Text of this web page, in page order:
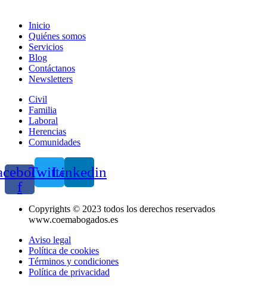
Inicio
Quiénes somos
Servicios
Blog
Contáctanos
Newsletters
Civil
Familia
Laboral
Herencias
Comunidades
f
TwitterLinkedin
Copyrights © 2023 todos los derechos reservados
www.coemabogados.es
Aviso legal
Política de cookies
Términos y condiciones
Política de privacidad